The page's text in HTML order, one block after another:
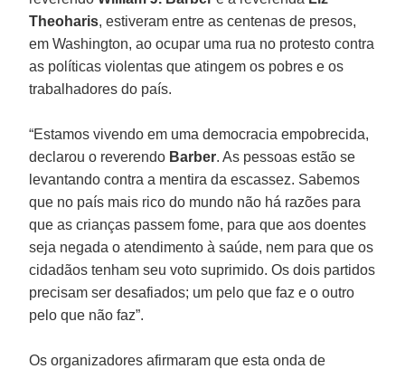
Theoharis, estiveram entre as centenas de presos,
em Washington, ao ocupar uma rua no protesto contra
as políticas violentas que atingem os pobres e os
trabalhadores do país.
“Estamos vivendo em uma democracia empobrecida,
declarou o reverendo Barber. As pessoas estão se
levantando contra a mentira da escassez. Sabemos
que no país mais rico do mundo não há razões para
que as crianças passem fome, para que aos doentes
seja negada o atendimento à saúde, nem para que os
cidadãos tenham seu voto suprimido. Os dois partidos
precisam ser desafiados; um pelo que faz e o outro
pelo que não faz”.
Os organizadores afirmaram que esta onda de